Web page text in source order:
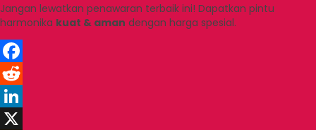
Jangan lewatkan penawaran terbaik ini! Dapatkan pintu
harmonika kuat & aman dengan harga spesial.
Facebook
Reddit
LinkedIn